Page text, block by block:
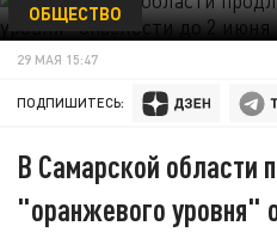
ОБЩЕСТВО
29 МАЯ 15:47
ПОДПИШИТЕСЬ:
В Самарской области
"оранжевого уровня"